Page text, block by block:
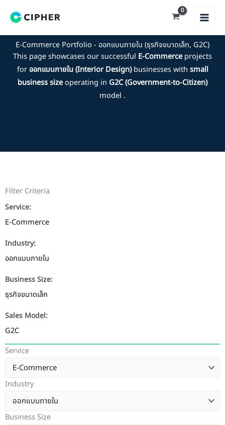
E-Commerce Portfolio - ออกแบบภายใน (ธุรกิจขนาดเล็ก, G2C)
This page showcases our successful E-Commerce projects
forออกแบบภายใน (Interior Design)businesses with small
business sizeoperating in G2C (Government-to-Citizen)
model .
Filter Criteria
Service:
E-Commerce
Industry:
ออกแบบภายใน
Business Size:
ธุรกิจขนาดเล็ก
Sales Model:
G2C
Service
Industry
Business Size